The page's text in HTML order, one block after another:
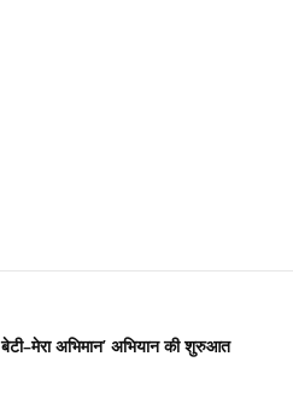
अभिमान’ अभियान की शुरुआत